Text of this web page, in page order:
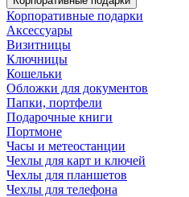
Корпоративные подарки
Аксессуары
Визитницы
Ключницы
Кошельки
Обложки для документов
Папки, портфели
Подарочные книги
Портмоне
Часы и метеостанции
Чехлы для карт и ключей
Чехлы для планшетов
Чехлы для телефона